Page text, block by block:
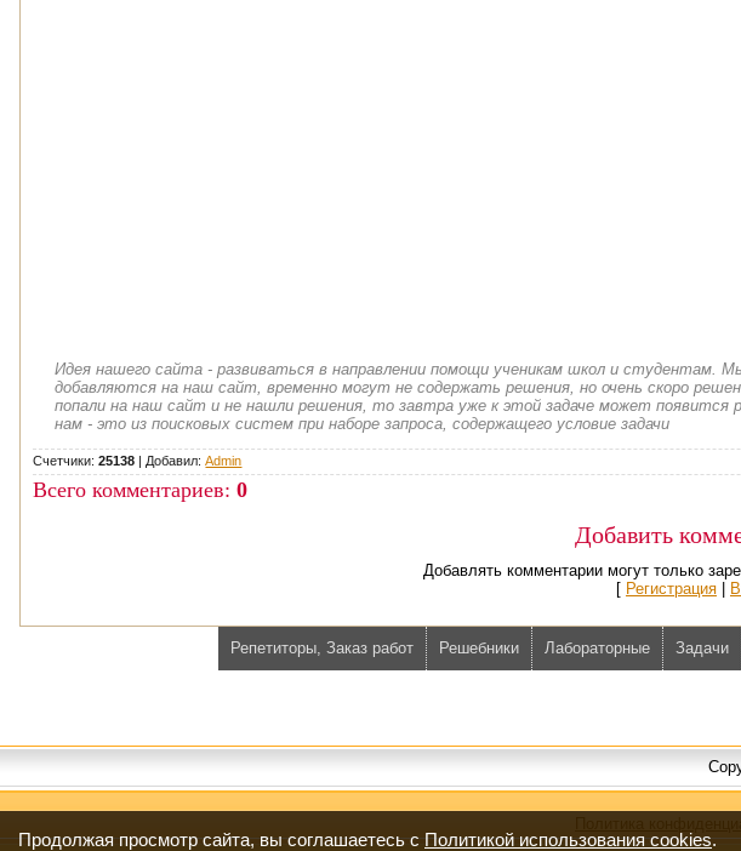
Идея нашего сайта - развиваться в направлении помощи ученикам школ и студентам.
добавляются на наш сайт, временно могут не содержать решения, но очень скоро
попали на наш сайт и не нашли решения, то завтра уже к этой задаче может появится
нам - это из поисковых систем при наборе запроса, содержащего условие задачи
Счетчики:25138 | Добавил:Admin
Всего комментариев:0
Добавить
Добавлять комментарии могут только
[ Регистрация|
Репетиторы, Заказ работ Решебники Лабораторные Задачи
Продолжая просмотр сайта, вы соглашаетесь сПолитикой использования cookies.